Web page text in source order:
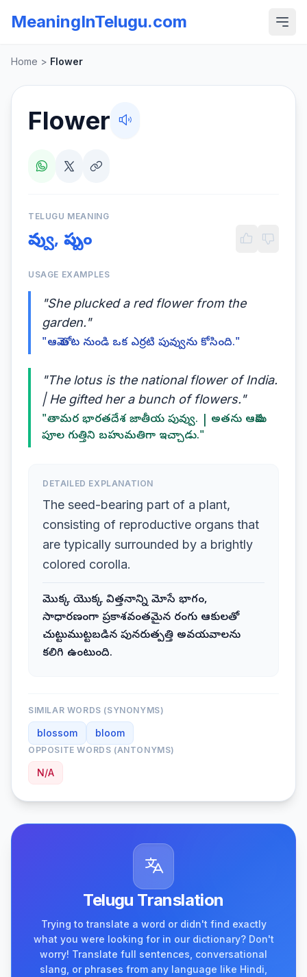
MeaningInTelugu.com
Home > Flower
Flower
TELUGU MEANING
పువ్వు, పుష్పం
USAGE EXAMPLES
"She plucked a red flower from the
garden."
"ఆమె తోట నుండి ఒక ఎర్రటి పువ్వును కోసింది."
"The lotus is the national flower of India.
| He gifted her a bunch of flowers."
"తామర భారతదేశ జాతీయ పువ్వు. | అతను ఆమెకు
పూల గుత్తిని బహుమతిగా ఇచ్చాడు."
DETAILED EXPLANATION
The seed-bearing part of a plant,
consisting of reproductive organs that
are typically surrounded by a brightly
colored corolla.
మొక్క యొక్క విత్తనాన్ని మోసే భాగం,
సాధారణంగా ప్రకాశవంతమైన రంగు ఆకులతో
చుట్టుముట్టబడిన పునరుత్పత్తి అవయవాలను
కలిగి ఉంటుంది.
SIMILAR WORDS (SYNONYMS)
blossom bloom
OPPOSITE WORDS (ANTONYMS)
N/A
Telugu Translation
Trying to translate a word or didn't find exactly
what you were looking for in our dictionary? Don't
worry! Translate full sentences, conversational
slang, or phrases from any language like Hindi,